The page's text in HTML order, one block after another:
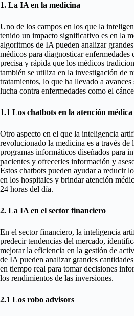
1. La IA en la medicina
Uno de los campos en los que la
tenido un impacto significativo es en la
algoritmos de IA pueden analizar
médicos para diagnosticar enfermedades
precisa y rápida que los médicos
también se utiliza en la investigación de
tratamientos, lo que ha llevado a
lucha contra enfermedades como el
1.1 Los chatbots en la atención médica
Otro aspecto en el que la inteligencia
revolucionado la medicina es a través de
programas informáticos diseñados para
pacientes y ofrecerles información y
Estos chatbots pueden ayudar a reducir
en los hospitales y brindar atención
24 horas del día.
2. La IA en el sector financiero
En el sector financiero, la inteligencia
predecir tendencias del mercado,
mejorar la eficiencia en la gestión de
de IA pueden analizar grandes
en tiempo real para tomar decisiones
los rendimientos de las inversiones.
2.1 Los robo advisors